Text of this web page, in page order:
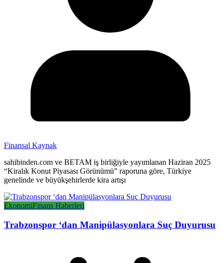
Finansal Kaynak
sahibinden.com ve BETAM iş birliğiyle yayımlanan Haziran 2025
“Kiralık Konut Piyasası Görünümü” raporuna göre, Türkiye
genelinde ve büyükşehirlerde kira artışı
EkonomiFinans Haberleri
Trabzonspor ‘dan Manipülasyonlara Suç Duyurusu